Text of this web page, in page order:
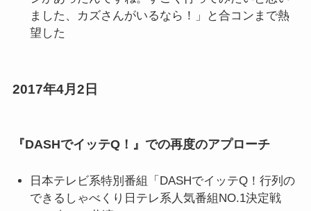
ました、カズさんがいるなら！」と合コンまで熱
望した
2017年4月2日
『DASHでイッテQ！』での再度のアプローチ
日本テレビ系特別番組「DASHでイッテQ！行列の
できるしゃべくり日テレ系人気番組NO.1決定戦